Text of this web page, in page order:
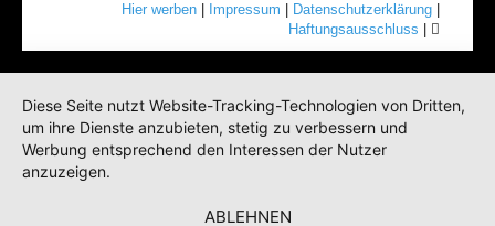
Hier werben
Impressum Datenschutzerklärung
Haftungsausschluss
Diese Seite nutzt Website-Tracking-Technologien von Dritten,
um ihre Dienste anzubieten, stetig zu verbessern und
Werbung entsprechend den Interessen der Nutzer
anzuzeigen.
ABLEHNEN